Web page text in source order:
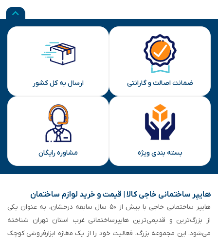
ضمانت اصالت و گارانتی ارسال به کل کشور
بسته بندی ویژه مشاوره رایگان
هایپر ساختمانی خاجی‌ کالا | قیمت و خرید لوازم ساختمان
هایپر ساختمانی خاجی‌ با بیش از ۵۰ سال سابقه‌ درخشان، به عنوان یکی
از بزرگ‌ترین و قدیمی‌ترین هایپرساختمانی‌ غرب استان تهران شناخته
می‌شود. این مجموعه بزرگ، فعالیت خود را از یک مغازه ابزارفروشی کوچک